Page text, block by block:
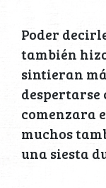
Poder
también
sintieran
despertarse
comenzara
muchos
una siesta